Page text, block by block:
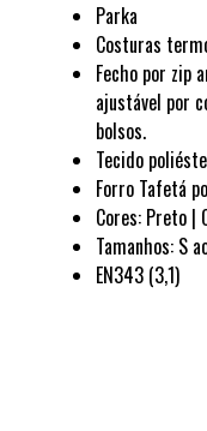
Parka
Costuras
Fecho por zip
ajustável por
bolsos.
Tecido
Forro Tafetá
Cores: Preto |
Tamanhos: S
EN343 (3,1)